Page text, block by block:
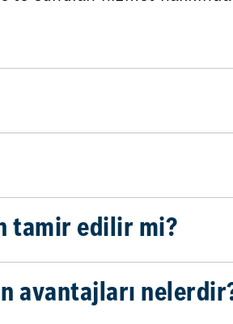
tamir edilir mi?
avantajları